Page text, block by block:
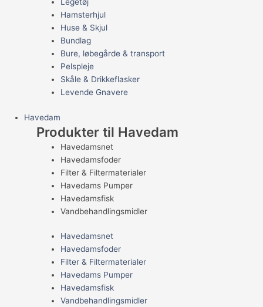
Hamsterhjul
Huse & Skjul
Bundlag
Bure, løbegårde & transport
Pelspleje
Skåle & Drikkeflasker
Levende Gnavere
Havedam
Produkter til Havedam
Havedamsnet
Havedamsfoder
Filter & Filtermaterialer
Havedams Pumper
Havedamsfisk
Vandbehandlingsmidler
Havedamsnet
Havedamsfoder
Filter & Filtermaterialer
Havedams Pumper
Havedamsfisk
Vandbehandlingsmidler